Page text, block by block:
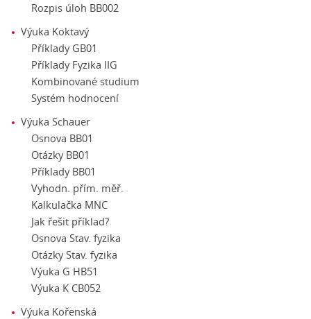
Rozpis úloh BB002
Výuka Koktavý
Příklady GB01
Příklady Fyzika IIG
Kombinované studium
Systém hodnocení
Výuka Schauer
Osnova BB01
Otázky BB01
Příklady BB01
Vyhodn. přím. měř.
Kalkulačka MNC
Jak řešit příklad?
Osnova Stav. fyzika
Otázky Stav. fyzika
Výuka G HB51
Výuka K CB052
Výuka Kořenská